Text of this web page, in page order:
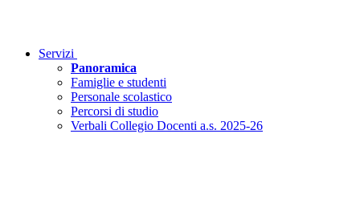
Servizi
Panoramica
Famiglie e studenti
Personale scolastico
Percorsi di studio
Verbali Collegio Docenti a.s. 2025-26